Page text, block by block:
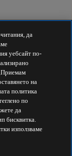
да
уебсайт по-
на
политика
по
да
бисквитка.
използваме